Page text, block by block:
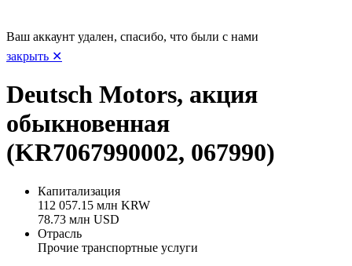
Ваш аккаунт удален, спасибо, что были с нами
закрыть ✕
Deutsch Motors, акция
обыкновенная
(KR7067990002, 067990)
Капитализация
112 057.15 млн KRW
78.73 млн USD
Отрасль
Прочие транспортные услуги